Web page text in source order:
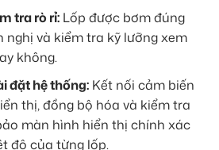
tra rò rỉ: Lốp được bơm đúng
nghị và kiểm tra kỹ lưỡng xem
không.
đặt hệ thống: Kết nối cảm biến
thị, đồng bộ hóa và kiểm tra
màn hình hiển thị chính xác
độ của từng lốp.